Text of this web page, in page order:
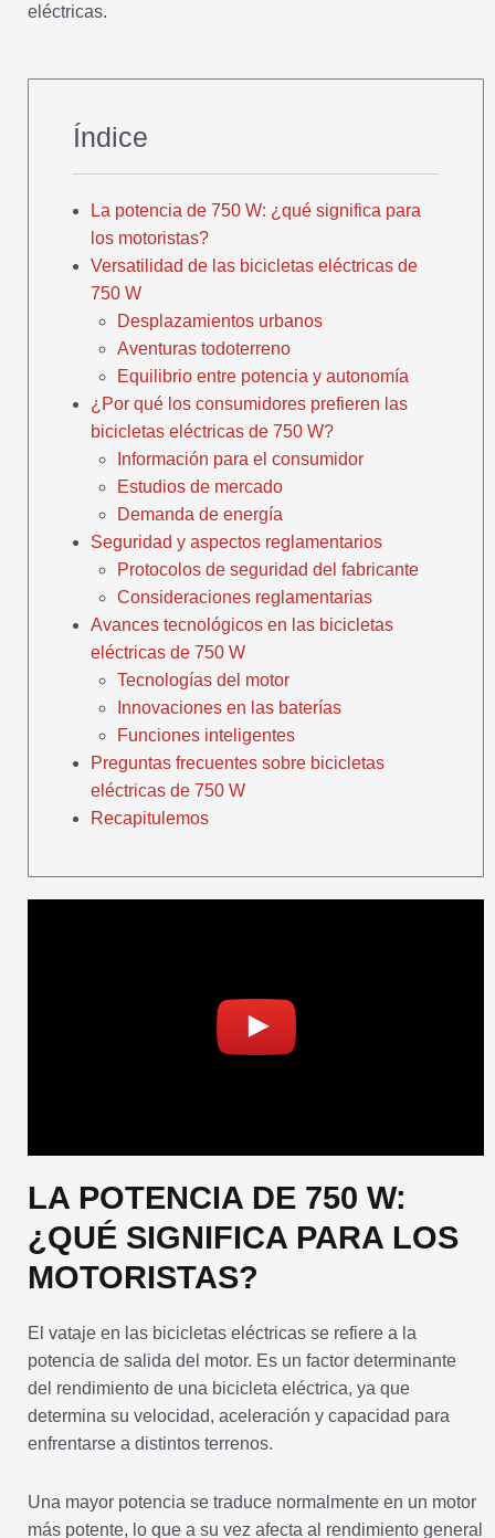
eléctricas.
Índice
La potencia de 750 W: ¿qué significa para
los motoristas?
Versatilidad de las bicicletas eléctricas de
750 W
Desplazamientos urbanos
Aventuras todoterreno
Equilibrio entre potencia y autonomía
¿Por qué los consumidores prefieren las
bicicletas eléctricas de 750 W?
Información para el consumidor
Estudios de mercado
Demanda de energía
Seguridad y aspectos reglamentarios
Protocolos de seguridad del fabricante
Consideraciones reglamentarias
Avances tecnológicos en las bicicletas
eléctricas de 750 W
Tecnologías del motor
Innovaciones en las baterías
Funciones inteligentes
Preguntas frecuentes sobre bicicletas
eléctricas de 750 W
Recapitulemos
LA POTENCIA DE 750 W:
¿QUÉ SIGNIFICA PARA LOS
MOTORISTAS?
El vataje en las bicicletas eléctricas se refiere a la
potencia de salida del motor. Es un factor determinante
del rendimiento de una bicicleta eléctrica, ya que
determina su velocidad, aceleración y capacidad para
enfrentarse a distintos terrenos.
Una mayor potencia se traduce normalmente en un motor
más potente, lo que a su vez afecta al rendimiento general